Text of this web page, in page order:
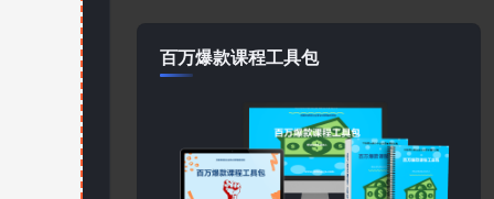
百万爆款课程工具包